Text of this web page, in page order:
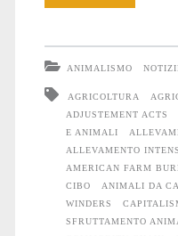
il
consumo
di
“carne”
ANIMALISMO
AGRICOLTURA
ADJUSTEMENT ACTS
E ANIMALI
ALLEVAMENTO
AMERICAN FARM
CIBO
ANIMALI DA
WINDERS
SFRUTTAMENTO